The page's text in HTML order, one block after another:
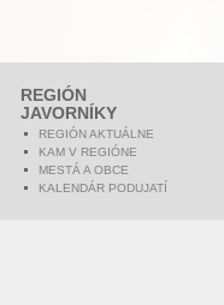
REGIÓN
JAVORNÍKY
REGIÓN AKTUÁLNE
KAM V REGIÓNE
MESTÁ A OBCE
KALENDÁR PODUJATÍ